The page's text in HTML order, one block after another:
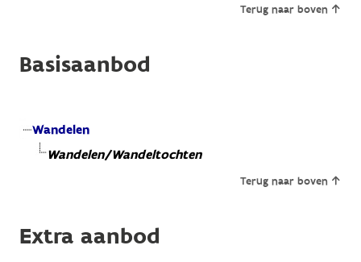
Terug naar boven
Basisaanbod
Wandelen
Wandelen/Wandeltochten
Terug naar boven
Extra aanbod